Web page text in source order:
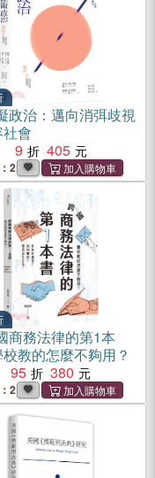
政治：邁向消弭歧視
會
9
405
2
商務法律的第1本
教的怎麼不夠用？
95
380
2